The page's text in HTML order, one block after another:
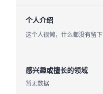
个人介绍
这个人很懒，什么都没有留下
感兴趣或擅长的领域
暂无数据